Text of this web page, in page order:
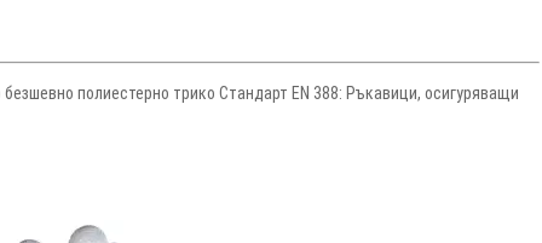
полиестерно трико Стандарт EN 388: Ръкавици, осигуряващи